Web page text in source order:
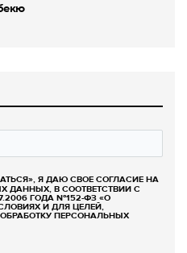
Я ДАЮ СВОЕ СОГЛАСИЕ НА
ДАННЫХ, В СООТВЕТСТВИИ С
ГОДА №152-ФЗ «О
И ДЛЯ ЦЕЛЕЙ,
ПЕРСОНАЛЬНЫХ